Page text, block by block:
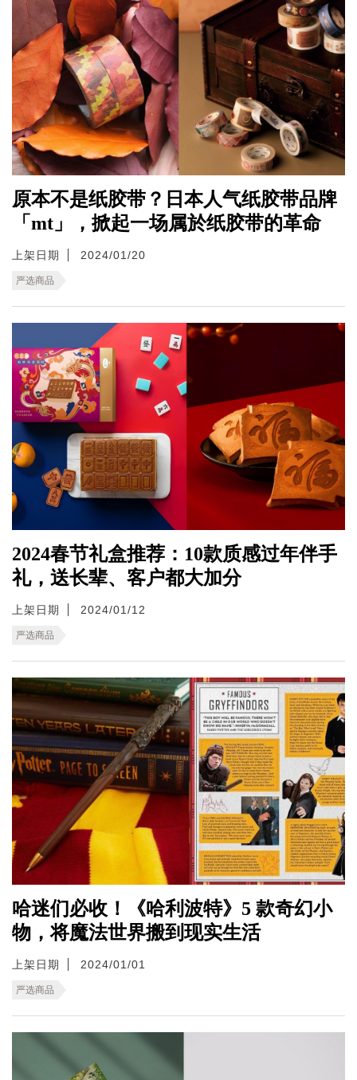
原本不是纸胶带？日本人气纸胶带品牌
「mt」，掀起一场属於纸胶带的革命
上架日期 2024/01/20
严选商品
2024春节礼盒推荐：10款质感过年伴手
礼，送长辈、客户都大加分
上架日期 2024/01/12
严选商品
哈迷们必收！《哈利波特》5 款奇幻小
物，将魔法世界搬到现实生活
上架日期 2024/01/01
严选商品